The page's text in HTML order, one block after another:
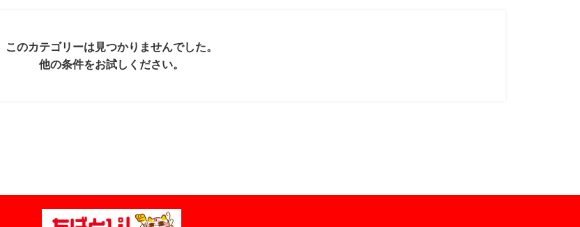
このカテゴリーは見つかりませんでした。
他の条件をお試しください。